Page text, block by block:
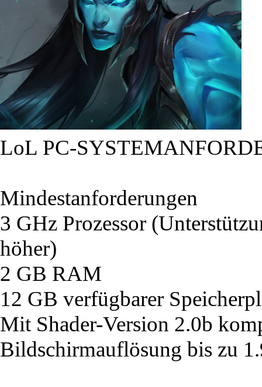
LoL PC-
Mindestanforderungen
3 GHz Prozessor
höher)
2 GB RAM
12 GB verfügbarer
Mit Shader-Version 2.0b
Bildschirmauflösung bis zu